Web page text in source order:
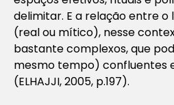
delimitar. E a relação entre o
(real ou mítico), nesse
bastante complexos, que
mesmo tempo) confluentes
(ELHAJJI, 2005, p.197).